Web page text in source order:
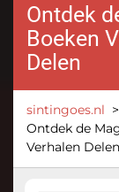
Ontdek
Boeken
Delen
sintingoes.nl >
Ontdek de
Verhalen Delen